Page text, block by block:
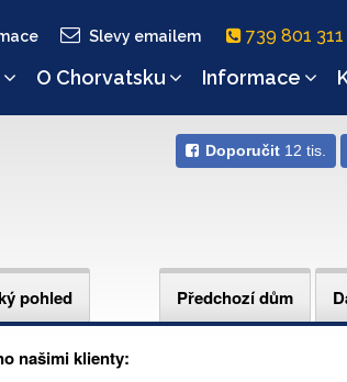
Slevy emailem 739 801 311
O Chorvatsku Informace
Doporučit 12 tis.
Předchozí dům
pohled
našimi klienty: